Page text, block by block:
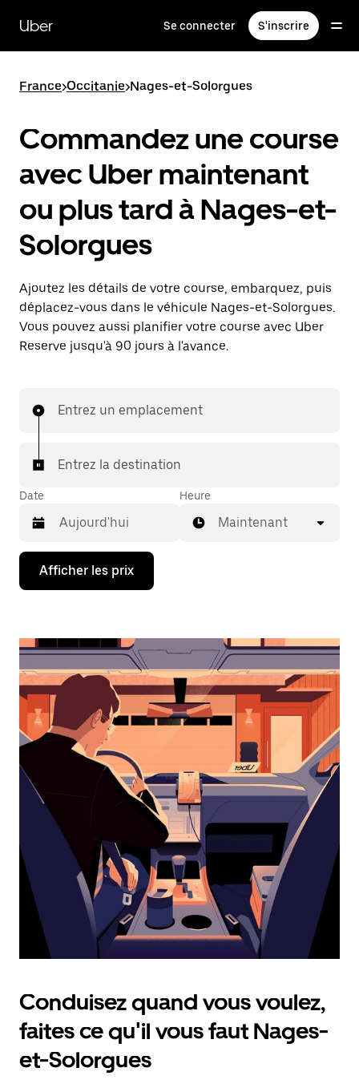
contenu
principal
Uber Se connecter S'inscrire
France>Occitanie>Nages-et-Solorgues
Commandez une course
avec Uber maintenant
ou plus tard à Nages-et-
Solorgues
Ajoutez les détails de votre course, embarquez, puis
déplacez-vous dans le véhicule Nages-et-Solorgues.
Vous pouvez aussi planifier votre course avec Uber
Reserve jusqu'à 90 jours à l'avance.
Entrez un emplacement
Entrez la destination
Date
Appuyez
la
bas
interagir
avec
calendrier
et
sélectionner
une
date.
Appuyez
d'échappement
pour
fermer
calendrier.
Heure
Maintenant
Afficher les prix
Conduisez quand vous voulez,
faites ce qu'il vous faut Nages-
et-Solorgues